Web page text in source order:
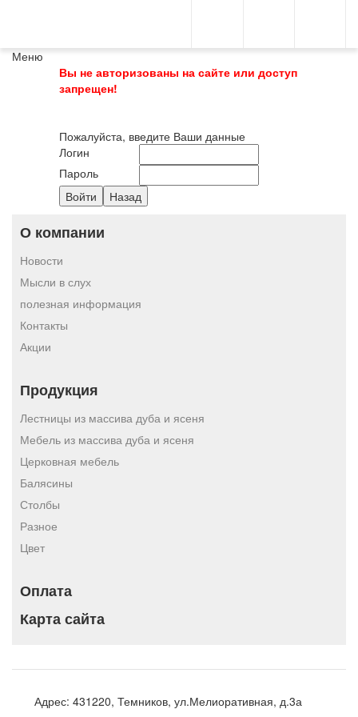
Меню
Вы не авторизованы на сайте или доступ
запрещен!
Пожалуйста, введите Ваши данные
Логин
Пароль
О компании
Новости
Мысли в слух
полезная информация
Контакты
Акции
Продукция
Лестницы из массива дуба и ясеня
Мебель из массива дуба и ясеня
Церковная мебель
Балясины
Столбы
Разное
Цвет
Оплата
Карта сайта
Адрес: 431220, Темников, ул.Мелиоративная, д.3а